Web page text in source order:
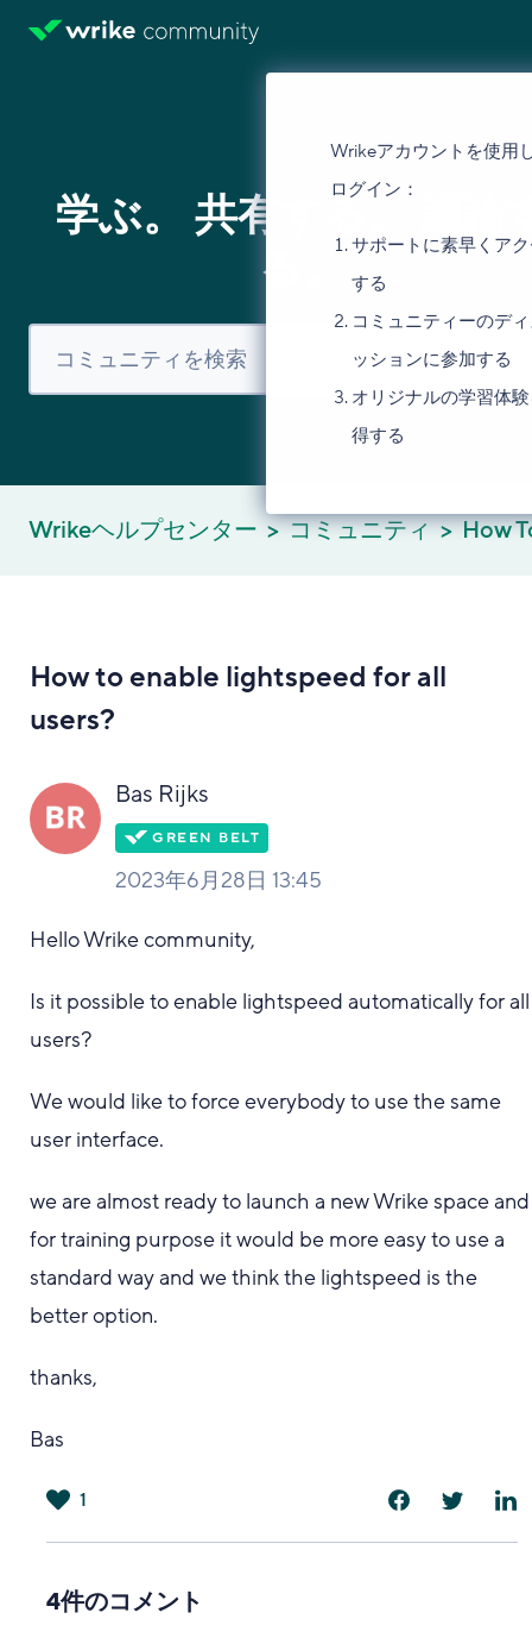
Wrikeアカウントを使用
ログイン：
サポートに素早くア
する
コミュニティーのデ
ッションに参加する
オリジナルの学習体
得する
学ぶ。 共有する。 議論
る。
Wrikeヘルプセンター コミュニティ How
How to enable lightspeed for all
users?
Bas Rijks
2023年6月28日 13:45
Hello Wrike community,
Is it possible to enable lightspeed automatically for all
users?
We would like to force everybody to use the same
user interface.
we are almost ready to launch a new Wrike space and
for training purpose it would be more easy to use a
standard way and we think the lightspeed is the
better option.
thanks,
Bas
1
4件のコメント